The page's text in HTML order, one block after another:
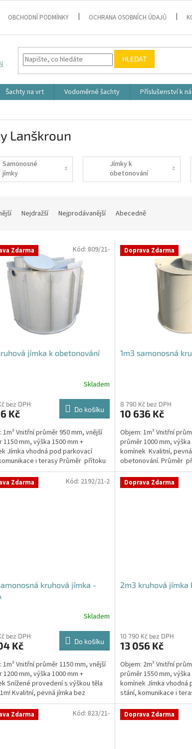
OBCHODNÍ PODMÍNKY OCHRANA OSOBNÍCH ÚDAJŮ
HLEDAT
Šachty na vrt Vodoměrné šachty Příslušenství k
Lanškroun
Samonosné
jímky
Jímky k
obetonování
Nejdražší Nejprodávanější Abecedně
Zdarma
jímka k obetonování
Skladem
bez DPH
Kč Do košíku
1m³ Vnitřní průměr 950 mm, vnější
1150 mm, výška 1500 mm +
Jímka vhodná pod parkovací
i terasy Průměr přítoku
v...
Kód: 809/21- Doprava Zdarma
1m3 samonosná
8 790 Kč bez DPH
10 636 Kč
Objem: 1m³ Vnitřní
průměr 1000 mm, výška
komínek Kvalitní,
obetonování. Průměr
v...
Zdarma
kruhová jímka -
Skladem
bez DPH
Kč Do košíku
1m³ Vnitřní průměr 1150 mm, vnější
1200 mm, výška 1000 mm +
Snížené provedení s výškou těla
Kvalitní, pevná jímka bez
obetonování Průměr...
Kód: 2192/21-2 Doprava Zdarma
2m3 kruhová jímka
10 790 Kč bez DPH
13 056 Kč
Objem: 2m³ Vnitřní
průměr 1550 mm, výška
komínek Jímka vhodná
stání, komunikace i
specifikujte v...
Zdarma Kód: 823/21- Doprava Zdarma